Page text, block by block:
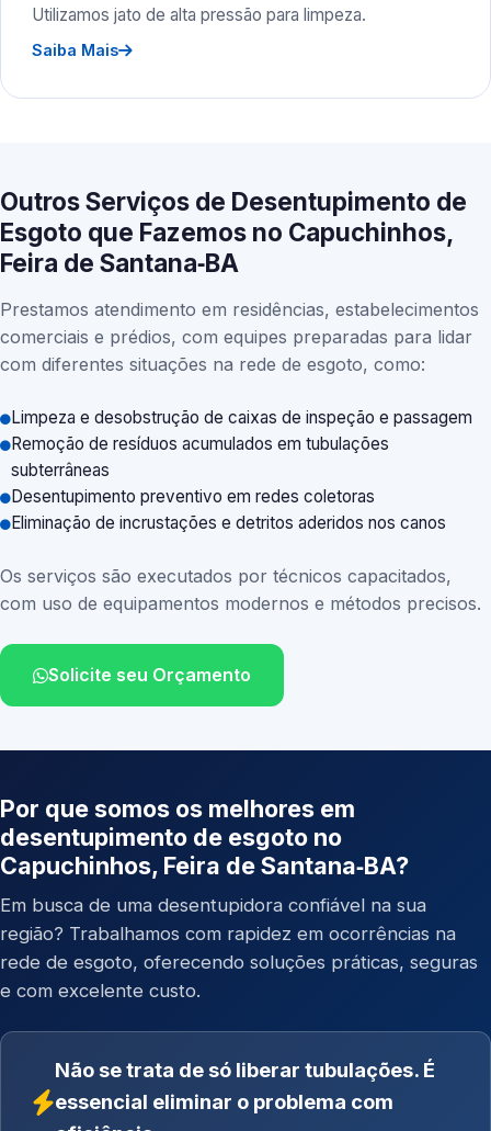
Utilizamos jato de alta pressão para limpeza.
Saiba Mais
Outros Serviços de Desentupimento de
Esgoto que Fazemos no Capuchinhos,
Feira de Santana‑BA
Prestamos atendimento em residências, estabelecimentos
comerciais e prédios, com equipes preparadas para lidar
com diferentes situações na rede de esgoto, como:
Limpeza e desobstrução de caixas de inspeção e passagem
Remoção de resíduos acumulados em tubulações
subterrâneas
Desentupimento preventivo em redes coletoras
Eliminação de incrustações e detritos aderidos nos canos
Os serviços são executados por técnicos capacitados,
com uso de equipamentos modernos e métodos precisos.
Solicite seu Orçamento
Por que somos os melhores em
desentupimento de esgoto no
Capuchinhos, Feira de Santana‑BA?
Em busca de uma desentupidora confiável na sua
região? Trabalhamos com rapidez em ocorrências na
rede de esgoto, oferecendo soluções práticas, seguras
e com excelente custo.
Não se trata de só liberar tubulações. É
essencial eliminar o problema com